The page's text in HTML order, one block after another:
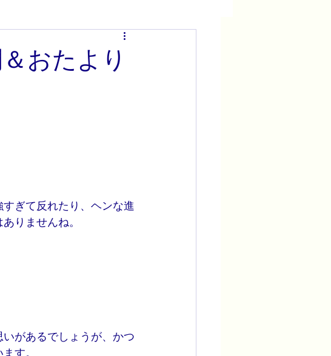
おたより
ぎて反れたり、ヘンな進
りませんね。
があるでしょうが、かつ
す。